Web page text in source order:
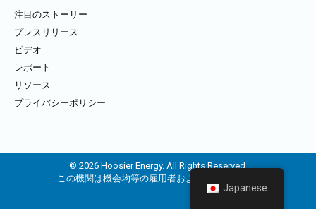
注目のストーリー
プレスリリース
ビデオ
レポート
リソース
プライバシーポリシー
© 2026 Hoosier Energy. All Rights Reserved.
この機関は機会均等の雇用者および提供者です。
Japanese